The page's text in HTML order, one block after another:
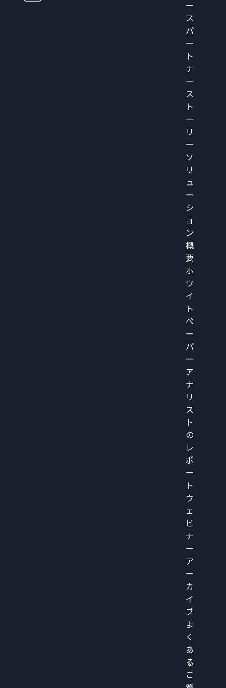
ー
ス
パ
ー
ト
ナ
ー
ス
ト
ー
リ
ー
ソ
リ
ュ
ー
シ
ョ
ン
概
要
ホ
ワ
イ
ト
ペ
ー
パ
ー
ア
ナ
リ
ス
ト
の
レ
ポ
ー
ト
ウ
ェ
ビ
ナ
ー
ア
ー
カ
イ
ブ
よ
く
あ
る
ご